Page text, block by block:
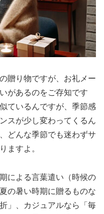
贈り物ですが、お礼メー
があるのをご存知です
ているんですが、季節感
スが少し変わってくるん
どんな季節でも迷わずサ
ますよ。
による言葉遣い（時候の
の暑い時期に贈るものな
」、カジュアルなら「毎